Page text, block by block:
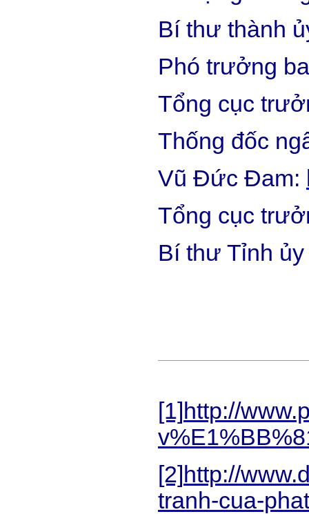
Bí thư thành
Phó trưởng
Tổng cục
Thống đốc
Vũ Đức Đam:
Tổng cục
Bí thư Tỉnh
[1] http://
[2] http://
tranh-cua-